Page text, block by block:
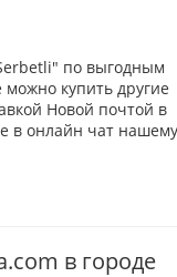
по выгодным
купить другие
Новой почтой в
в онлайн чат нашему
в городе